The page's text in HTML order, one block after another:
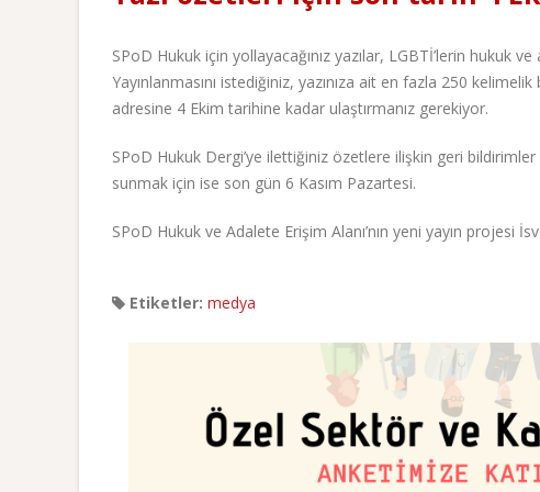
SPoD Hukuk için yollayacağınız yazılar, LGBTİ’lerin hukuk
Yayınlanmasını istediğiniz, yazınıza ait en fazla 250
adresine 4 Ekim tarihine kadar ulaştırmanız gerekiyor.
SPoD Hukuk Dergi’ye ilettiğiniz özetlere ilişkin geri
sunmak için ise son gün 6 Kasım Pazartesi.
SPoD Hukuk ve Adalete Erişim Alanı’nın yeni yayın projesi
Etiketler: medya